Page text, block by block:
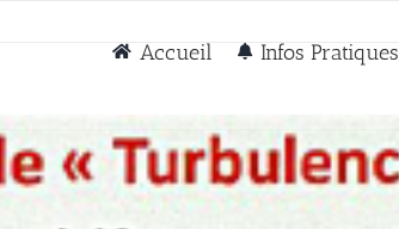
Accueil Infos Pratiques